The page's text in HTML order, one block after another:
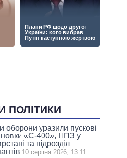
ПОЛІТИКИ
оборони уразили пускові
«С-400», НПЗ у
та підрозділ
10 серпня 2026, 13:11